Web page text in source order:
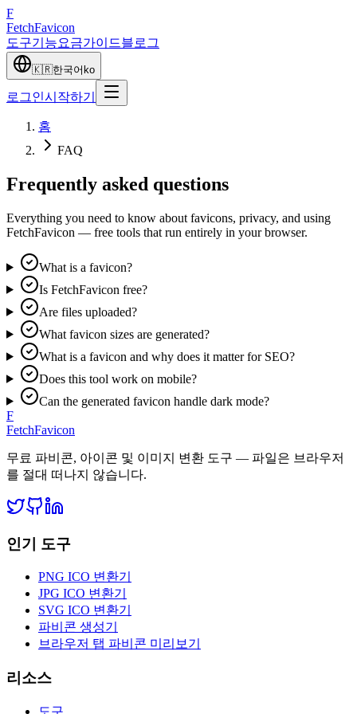
F
FetchFavicon
도구기능요금가이드블로그
🇰🇷한국어 ko
로그인시작하기
홈
FAQ
Frequently asked questions
Everything you need to know about favicons, privacy, and using
FetchFavicon — free tools that run entirely in your browser.
What is a favicon?
Is FetchFavicon free?
Are files uploaded?
What favicon sizes are generated?
What is a favicon and why does it matter for SEO?
Does this tool work on mobile?
Can the generated favicon handle dark mode?
F
FetchFavicon
무료 파비콘, 아이콘 및 이미지 변환 도구 — 파일은 브라우저
를 절대 떠나지 않습니다.
인기 도구
PNG ICO 변환기
JPG ICO 변환기
SVG ICO 변환기
파비콘 생성기
브라우저 탭 파비콘 미리보기
리소스
도구